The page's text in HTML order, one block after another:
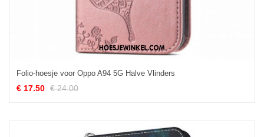
Folio-hoesje voor Oppo A94 5G Halve Vlinders
€ 17.50 € 24.00